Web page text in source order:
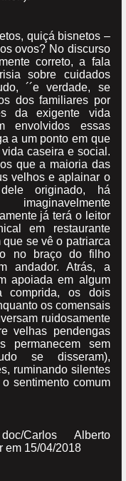
quiçá bisnetos –
ovos? No discurso
correto, a fala
sobre cuidados
´´e verdade, se
dos familiares por
da exigente vida
envolvidos essas
a um ponto em que
caseira e social.
que a maioria das
velhos e aplainar o
originado, há
já terá o leitor
em restaurante
se vê o patriarca
no braço do filho
andador. Atrás, a
apoiada em algum
comprida, os dois
os comensais
ruidosamente
velhas pendengas
permanecem sem
se disseram),
ruminando silentes
sentimento comum
Carlos Alberto
em 15/04/2018